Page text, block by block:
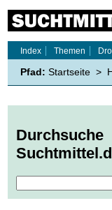
Index
Themen
Pfad: Startseite >
Durchsuche